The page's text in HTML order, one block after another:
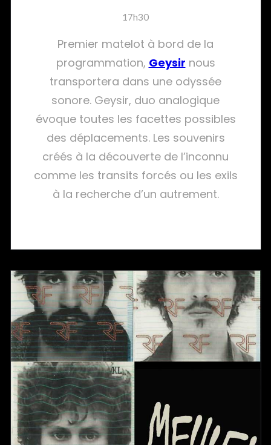
17h30
Premier matelot à bord de la
programmation, Geysir nous
transportera dans une odyssée
sonore. Geysir, duo analogique
évoque toutes les facettes possibles
des déplacements. Les souvenirs
créés à la découverte de l’inconnu
comme les transits forcés ou les exils
à la recherche d’un autrement.